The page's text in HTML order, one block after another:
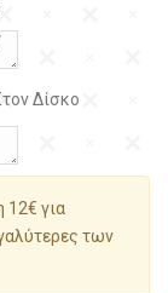
Δίσκο
12€ για
των